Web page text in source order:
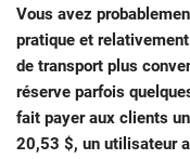
Vous avez
pratique et
de transport plus
réserve parfois
fait payer aux clients
20,53 $, un utilisateur